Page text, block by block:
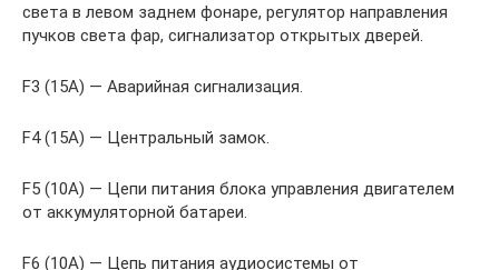
света в левом заднем фонаре, регулятор направления
пучков света фар, сигнализатор открытых дверей.
F3 (15А) — Аварийная сигнализация.
F4 (15А) — Центральный замок.
F5 (10А) — Цепи питания блока управления двигателем
от аккумуляторной батареи.
F6 (10А) — Цепь питания аудиосистемы от